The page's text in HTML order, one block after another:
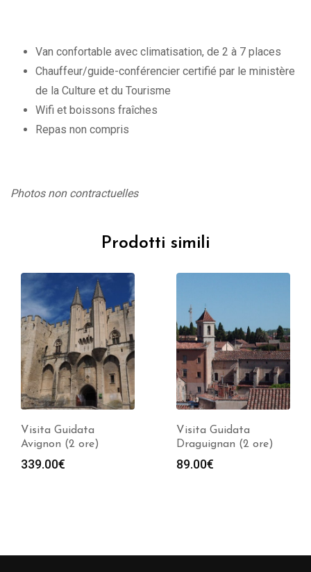
Van confortable avec climatisation, de 2 à 7 places
Chauffeur/guide-conférencier certifié par le ministère
de la Culture et du Tourisme
Wifi et boissons fraîches
Repas non compris
Photos non contractuelles
Prodotti simili
Visita Guidata
Avignon (2 ore)
339.00€
Visita Guidata
Draguignan (2 ore)
89.00€